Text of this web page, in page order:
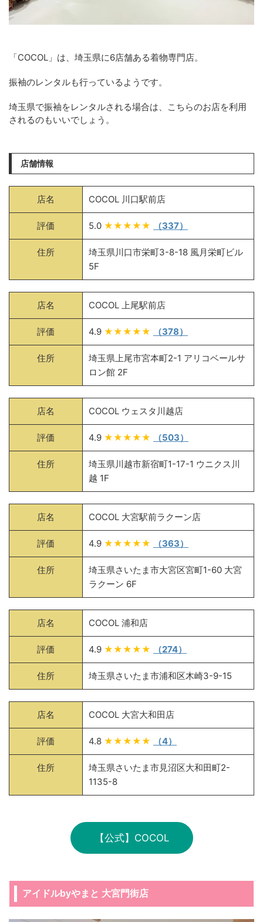
「COCOL」は、埼玉県に6店舗ある着物専門店。
振袖のレンタルも行っているようです。
埼玉県で振袖をレンタルされる場合は、こちらのお店を利用
されるのもいいでしょう。
店舗情報
店名 COCOL 川口駅前店
評価 5.0 ★★★★★ （337）
住所
埼玉県川口市栄町3-8-18 風月栄町ビル
5F
店名 COCOL 上尾駅前店
評価 4.9 ★★★★★ （378）
住所
埼玉県上尾市宮本町2-1 アリコベールサ
ロン館 2F
店名 COCOL ウェスタ川越店
評価 4.9 ★★★★★ （503）
住所
埼玉県川越市新宿町1-17-1 ウニクス川
越 1F
店名 COCOL 大宮駅前ラクーン店
評価 4.9 ★★★★★ （363）
住所
埼玉県さいたま市大宮区宮町1-60 大宮
ラクーン 6F
店名 COCOL 浦和店
評価 4.9 ★★★★★ （274）
住所 埼玉県さいたま市浦和区木崎3-9-15
店名 COCOL 大宮大和田店
評価 4.8 ★★★★★ （4）
住所
埼玉県さいたま市見沼区大和田町2-
1135-8
【公式】COCOL
アイドルbyやまと 大宮門街店